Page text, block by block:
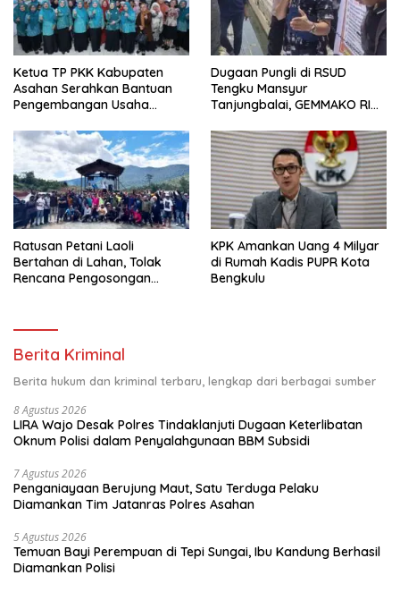
Ketua TP PKK Kabupaten
Asahan Serahkan Bantuan
Pengembangan Usaha
Pemberdayaan dan
Kesejahteraan Keluarga di
Kelurahan Sentang
Dugaan Pungli di RSUD
Tengku Mansyur
Tanjungbalai, GEMMAKO RI
Tuntas
Ratusan Petani Laoli
Bertahan di Lahan, Tolak
Rencana Pengosongan
KPK Amankan Uang 4 Milyar
di Rumah Kadis PUPR Kota
Bengkulu
Berita Kriminal
Berita hukum dan kriminal terbaru, lengkap dari berbagai sumber
8 Agustus 2026
LIRA Wajo Desak Polres Tindaklanjuti Dugaan Keterlibatan
Oknum Polisi dalam Penyalahgunaan BBM Subsidi
7 Agustus 2026
Penganiayaan Berujung Maut, Satu Terduga Pelaku
Diamankan Tim Jatanras Polres Asahan
5 Agustus 2026
Temuan Bayi Perempuan di Tepi Sungai, Ibu Kandung Berhasil
Diamankan Polisi